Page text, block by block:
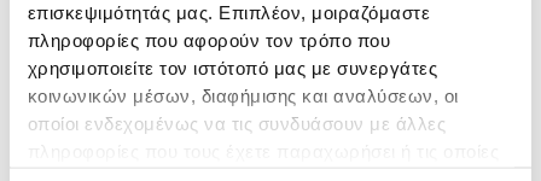
επισκεψιμότητάς μας. Επιπλέον, μοιραζόμαστε
πληροφορίες που αφορούν τον τρόπο που
χρησιμοποιείτε τον ιστότοπό μας με συνεργάτες
κοινωνικών μέσων, διαφήμισης και αναλύσεων, οι
οποίοι ενδεχομένως να τις συνδυάσουν με άλλες
Ψυχολογική
Υποστήριξη και
Συμβουλευτική